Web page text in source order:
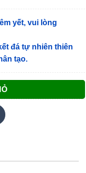
yết, vui lòng
đá tự nhiên thiên
tạo.